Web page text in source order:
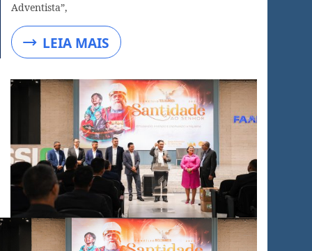
Adventista”,
LEIA MAIS